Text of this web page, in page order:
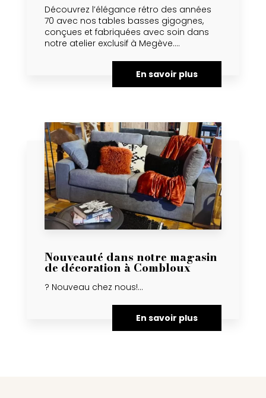
Découvrez l’élégance rétro des années
70 avec nos tables basses gigognes,
conçues et fabriquées avec soin dans
notre atelier exclusif à Megève....
En savoir plus
Nouveauté dans notre magasin
de décoration à Combloux
? Nouveau chez nous!...
En savoir plus